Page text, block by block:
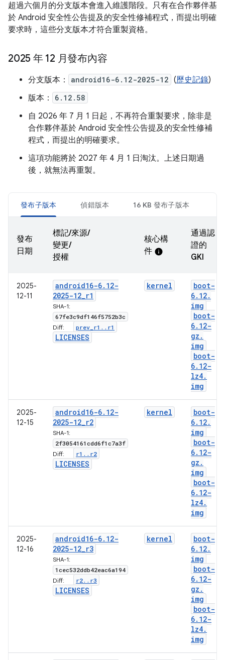
超過六個月的分支版本會進入維護階段。只有在合作夥伴基
於 Android 安全性公告提及的安全性修補程式，而提出明確
要求時，這些分支版本才符合重製資格。
2025 年 12 月發布內容
分支版本： android16-6.12-2025-12 (歷史記錄)
版本：
6.12.58
自 2026 年 7 月 1 日起，不再符合重製要求，除非是
合作夥伴基於 Android 安全性公告提及的安全性修補
程式，而提出的明確要求。
這項功能將於 2027 年 4 月 1 日淘汰。上述日期過
後，就無法再重製。
發布子版本 偵錯版本 16 KB 發布子版本
發布
日期
標記/來源/
變更/
授權
核心構
件 info
通過認
證的
GKI
2025-
12-11
android16-6. 12-
2025-12_r1
SHA-1:
67fe3c9df146f5752b3c
Diff: prev r1 . . r1
LICENSES
kernel
boot-
6. 12.
img
boot-
6. 12-
gz .
img
boot-
6. 12-
lz4.
img
2025-
12-15
android16-6. 12-
2025-12_r2
SHA-1:
2f3054161cdd6f1c7a3f
Diff: r1 . . r2
LICENSES
kernel
boot-
6. 12.
img
boot-
6. 12-
gz .
img
boot-
6. 12-
lz4.
img
2025-
12-16
android16-6. 12-
2025-12_r3
SHA-1:
1cec532ddb42eac6a194
Diff: r2. . r3
LICENSES
kernel
boot-
6. 12.
img
boot-
6. 12-
gz .
img
boot-
6. 12-
lz4.
img